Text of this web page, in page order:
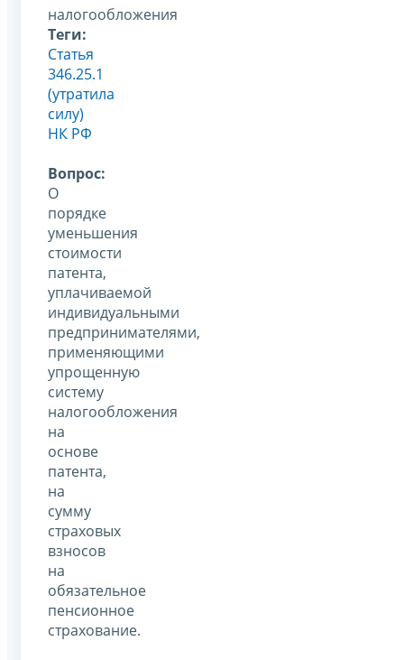
налогообложения
Теги:
Статья
346.25.1
(утратила
силу)
НК РФ
Вопрос:
О
порядке
уменьшения
стоимости
патента,
уплачиваемой
индивидуальными
предпринимателями,
применяющими
упрощенную
систему
налогообложения
на
основе
патента,
на
сумму
страховых
взносов
на
обязательное
пенсионное
страхование.